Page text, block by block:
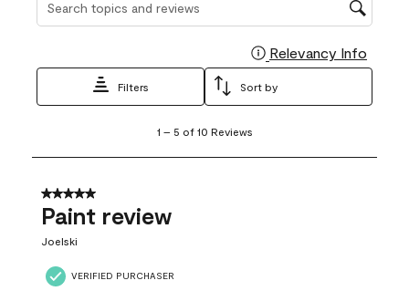
Relevancy Info
Filters Sort by
5
10
Reviews
1 – 5 of 10 Reviews
5 out of 5 stars.
Paint review
Joelski
VERIFIED PURCHASER